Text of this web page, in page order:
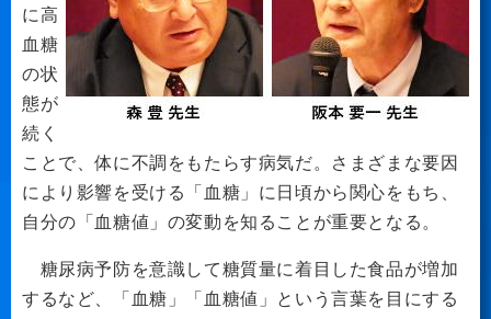
に高
血糖
の状
態が
続く
ことで、体に不調をもたらす病気だ。さまざまな要因
により影響を受ける「血糖」に日頃から関心をもち、
自分の「血糖値」の変動を知ることが重要となる。
糖尿病予防を意識して糖質量に着目した食品が増加
するなど、「血糖」「血糖値」という言葉を目にする